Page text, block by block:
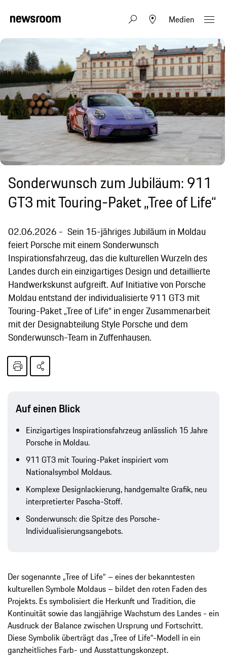
Medien
Sonderwunsch zum Jubiläum: 911
GT3 mit Touring-Paket „Tree of Life“
02.06.2026
Sein 15-jähriges Jubiläum in Moldau
feiert Porsche mit einem Sonderwunsch
Inspirationsfahrzeug, das die kulturellen Wurzeln des
Landes durch ein einzigartiges Design und detaillierte
Handwerkskunst aufgreift. Auf Initiative von Porsche
Moldau entstand der individualisierte 911 GT3 mit
Touring-Paket „Tree of Life“ in enger Zusammenarbeit
mit der Designabteilung Style Porsche und dem
Sonderwunsch-Team in Zuffenhausen.
Auf einen Blick
Einzigartiges Inspirationsfahrzeug anlässlich 15 Jahre
Porsche in Moldau.
911 GT3 mit Touring-Paket inspiriert vom
Nationalsymbol Moldaus.
Komplexe Designlackierung, handgemalte Grafik, neu
interpretierter Pascha-Stoff.
Sonderwunsch: die Spitze des Porsche-
Individualisierungsangebots.
Der sogenannte „Tree of Life“ – eines der bekanntesten
kulturellen Symbole Moldaus – bildet den roten Faden des
Projekts. Es symbolisiert die Herkunft und Tradition, die
Kontinuität sowie das langjährige Wachstum des Landes - ein
Ausdruck der Balance zwischen Ursprung und Fortschritt.
Diese Symbolik überträgt das „Tree of Life“-Modell in ein
ganzheitliches Farb- und Ausstattungskonzept.